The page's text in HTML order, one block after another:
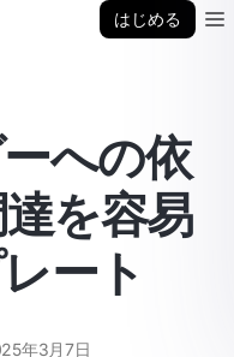
はじめる
への依
を容易
ート
年3月7日